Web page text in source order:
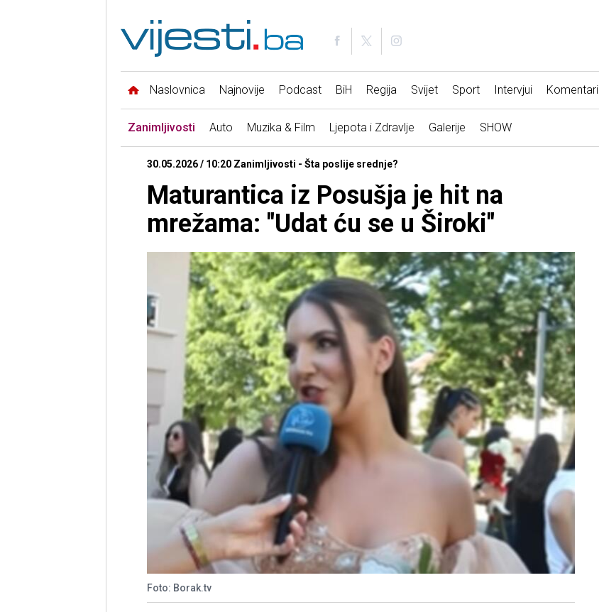
Naslovnica Najnovije Podcast BiH Regija Svijet Sport Intervjui Komentari
Zanimljivosti Auto Muzika & Film Ljepota i Zdravlje Galerije SHOW
30.05.2026 / 10:20 Zanimljivosti - Šta poslije srednje?
Maturantica iz Posušja je hit na
mrežama: "Udat ću se u Široki"
Foto: Borak.tv